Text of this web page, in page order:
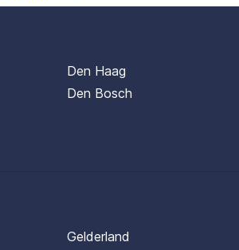
Den Haag
Den Bosch
Gelderland